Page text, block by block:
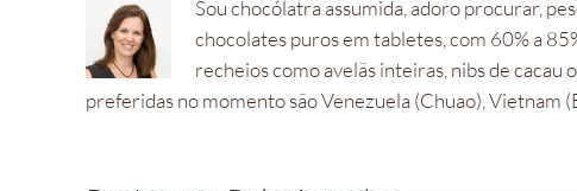
Sou chocólatra assumida, adoro procurar,
chocolates puros em tabletes, com 60% a
recheios como avelãs inteiras, nibs de cacau
preferidas no momento são Venezuela (Chuao), Vietnam